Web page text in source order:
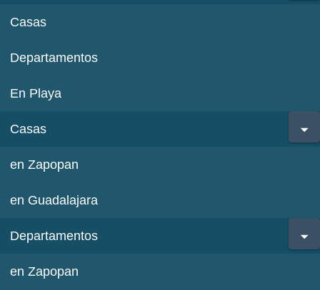
Casas
Departamentos
En Playa
Casas
en Zapopan
en Guadalajara
Departamentos
en Zapopan